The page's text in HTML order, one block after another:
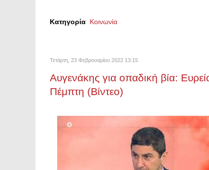
Κατηγορία Κοινωνία
Τετάρτη, 23 Φεβρουαρίου 2022 13:15
Αυγενάκης για οπαδική βία:
Πέμπτη (Βίντεο)